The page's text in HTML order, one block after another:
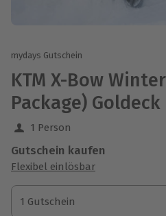
mydays Gutschein
KTM X-Bow
Package) Goldeck
1 Person
Gutschein kaufen
Flexibel einlösbar
1 Gutschein
1 Gutschein
1 Gutschein